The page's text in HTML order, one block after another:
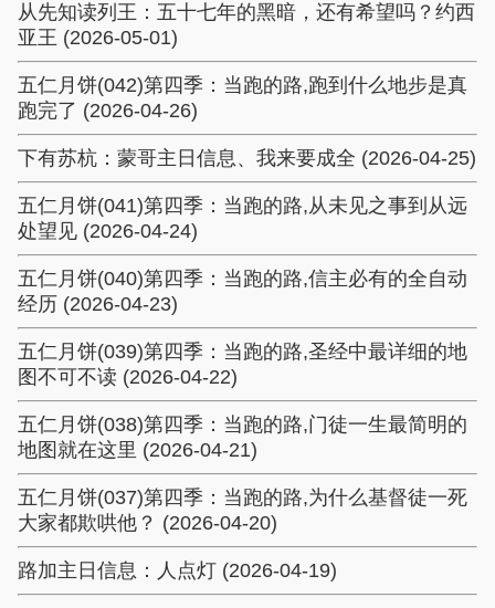
从先知读列王：五十七年的黑暗，还有希望吗？约西
亚王 (2026-05-01)
五仁月饼(042)第四季：当跑的路,跑到什么地步是真
跑完了 (2026-04-26)
下有苏杭：蒙哥主日信息、我来要成全 (2026-04-25)
五仁月饼(041)第四季：当跑的路,从未见之事到从远
处望见 (2026-04-24)
五仁月饼(040)第四季：当跑的路,信主必有的全自动
经历 (2026-04-23)
五仁月饼(039)第四季：当跑的路,圣经中最详细的地
图不可不读 (2026-04-22)
五仁月饼(038)第四季：当跑的路,门徒一生最简明的
地图就在这里 (2026-04-21)
五仁月饼(037)第四季：当跑的路,为什么基督徒一死
大家都欺哄他？ (2026-04-20)
路加主日信息：人点灯 (2026-04-19)